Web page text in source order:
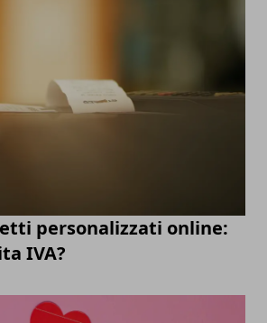
personalizzati online:
IVA?